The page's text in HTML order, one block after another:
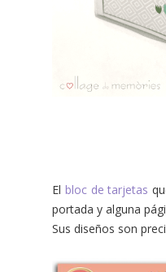
El bloc de tarjetas
portada y alguna
Sus diseños son